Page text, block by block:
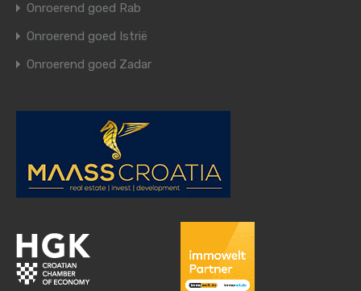
Onroerend goed Rab
Onroerend goed Istrië
Onroerend goed Zadar